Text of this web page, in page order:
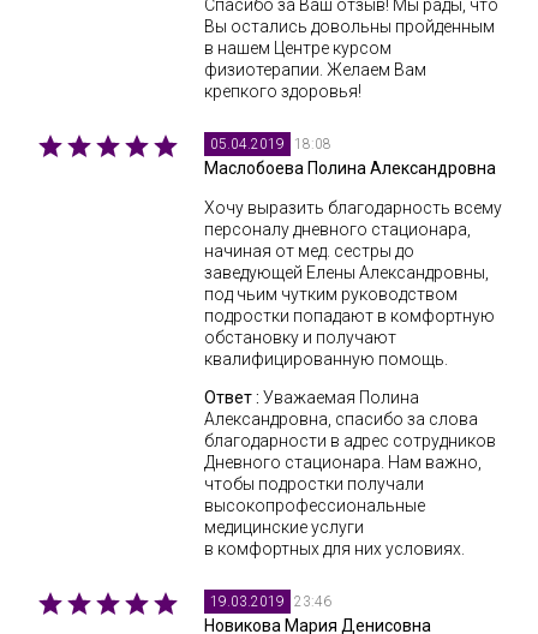
Спасибо за Ваш отзыв! Мы рады, что
Вы остались довольны пройденным
в нашем Центре курсом
физиотерапии. Желаем Вам
крепкого здоровья!
05.04.2019 18:08
Маслобоева Полина Александровна
Хочу выразить благодарность всему
персоналу дневного стационара,
начиная от мед. сестры до
заведующей Елены Александровны,
под чьим чутким руководством
подростки попадают в комфортную
обстановку и получают
квалифицированную помощь.
Ответ : Уважаемая Полина
Александровна, спасибо за слова
благодарности в адрес сотрудников
Дневного стационара. Нам важно,
чтобы подростки получали
высокопрофессиональные
медицинские услуги
в комфортных для них условиях.
19.03.2019 23:46
Новикова Мария Денисовна